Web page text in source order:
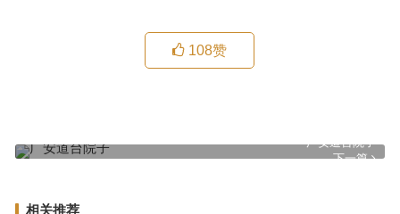
108赞
下一篇
广安道台院子
相关推荐